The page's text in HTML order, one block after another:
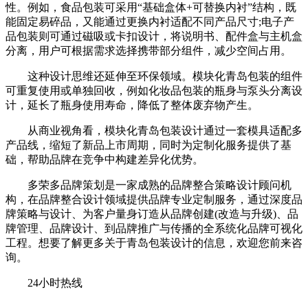
性。例如，食品包装可采用“基础盒体+可替换内衬”结构，既
能固定易碎品，又能通过更换内衬适配不同产品尺寸;电子产
品包装则可通过磁吸或卡扣设计，将说明书、配件盒与主机盒
分离，用户可根据需求选择携带部分组件，减少空间占用。
这种设计思维还延伸至环保领域。模块化青岛包装的组件
可重复使用或单独回收，例如化妆品包装的瓶身与泵头分离设
计，延长了瓶身使用寿命，降低了整体废弃物产生。
从商业视角看，模块化青岛包装设计通过一套模具适配多
产品线，缩短了新品上市周期，同时为定制化服务提供了基
础，帮助品牌在竞争中构建差异化优势。
多荣多品牌策划是一家成熟的品牌整合策略设计顾问机
构，在品牌整合设计领域提供品牌专业定制服务，通过深度品
牌策略与设计、为客户量身订造从品牌创建(改造与升级)、品
牌管理、品牌设计、到品牌推广与传播的全系统化品牌可视化
工程。想要了解更多关于青岛包装设计的信息，欢迎您前来咨
询。
24小时热线